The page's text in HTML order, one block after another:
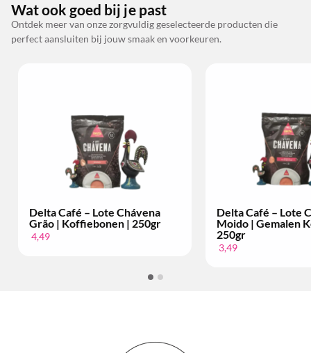
Wat ook goed bij je past
Ontdek meer van onze zorgvuldig geselecteerde producten die
perfect aansluiten bij jouw smaak en voorkeuren.
Delta Café – Lote Chávena
Grão | Koffiebonen | 250gr
4,49
Delta Café – Lote
Moido | Gemalen
250gr
3,49